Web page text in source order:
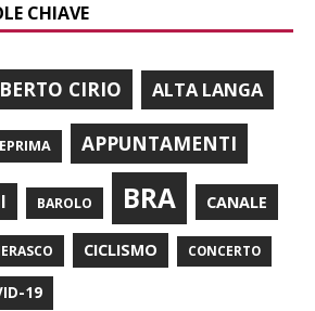
CHIAVE
CIRIO ALTA LANGA
APPUNTAMENTI
BAROLO BRA CANALE
CICLISMO CONCERTO
19